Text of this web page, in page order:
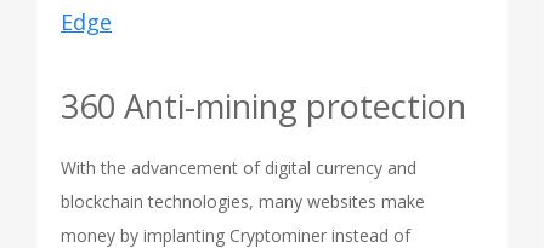
Edge
360 Anti-mining protection
With the advancement of digital currency and
blockchain technologies, many websites make
money by implanting Cryptominer instead of